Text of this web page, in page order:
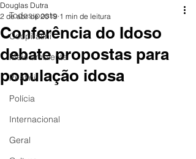
Todos posts
Coopiratini
Meio ambiente
Piratini
Polícia
Internacional
Geral
Conferência do Idoso
debate propostas para
população idosa
Douglas Dutra
2 de abr. de 2019 1 min de leitura